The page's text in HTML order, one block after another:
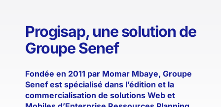
Progisap, une solution de
Groupe Senef
Fondée en 2011 par MomarMbaye, Groupe
Senefest spécialisé dans l’édition et la
commercialisation de solutions Web et